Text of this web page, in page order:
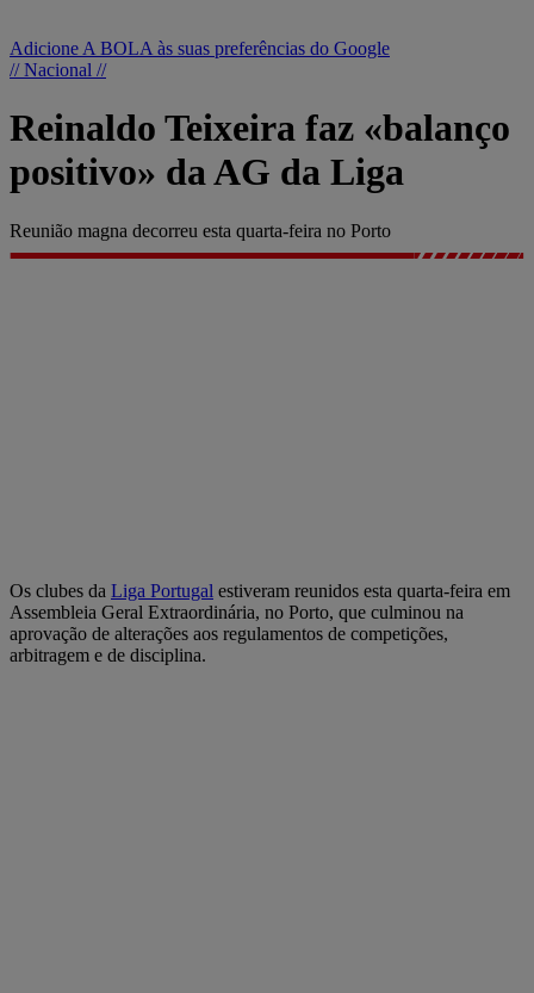
Adicione A BOLA às suas preferências do Google
// Nacional //
Reinaldo Teixeira faz «balanço
positivo» da AG da Liga
Reunião magna decorreu esta quarta-feira no Porto
Os clubes da Liga Portugal estiveram reunidos esta quarta-feira em
Assembleia Geral Extraordinária, no Porto, que culminou na
aprovação de alterações aos regulamentos de competições,
arbitragem e de disciplina.